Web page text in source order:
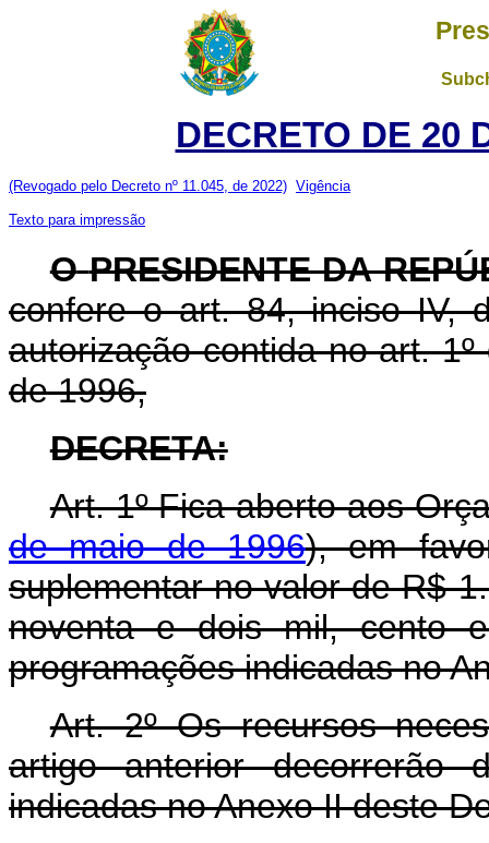
DECRETO DE 20
(Revogado pelo Decreto nº 11.045, de 2022) Vigência
Texto para impressão
O PRESIDENTE DA
confere o art. 84, inciso IV,
autorização contida no art.
de 1996,
DECRETA:
Art. 1º Fica aberto aos
de maio de 1996), em
suplementar no valor de R$
noventa e dois mil, cento
programações indicadas no
Art. 2º Os recursos
artigo anterior decorrerão
indicadas no Anexo II deste